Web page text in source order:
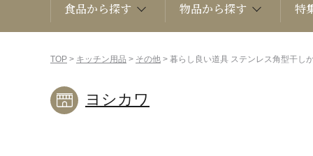
食品から探す
くだもの
物品から探す
趣味・雑貨
特
TOP > キッチン用品 > その他 > 暮らし良い道具 ステンレス角型干し
ヨシカワ